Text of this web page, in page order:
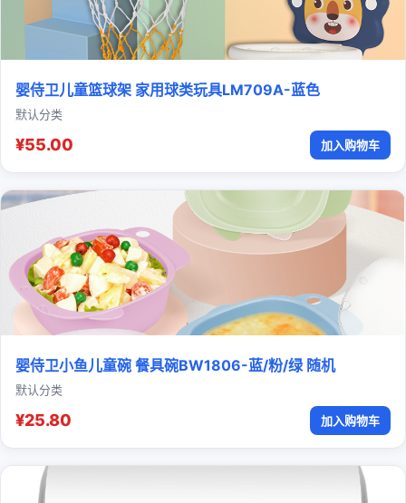
婴侍卫儿童篮球架 家用球类玩具LM709A-蓝色
默认分类
¥55.00 加入购物车
婴侍卫小鱼儿童碗 餐具碗BW1806-蓝/粉/绿 随机
默认分类
¥25.80 加入购物车